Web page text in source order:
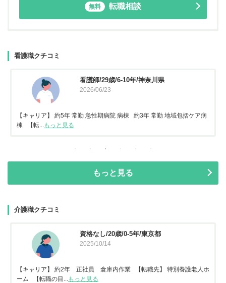
無料 転職相談
看護職クチコミ
看護師/29歳/6-10年/神奈川県
2026/06/23
【キャリア】 約5年 常勤 急性期病院 病棟 約3年 常勤 地域包括ケア病
棟 【転...もっと見る
もっと見る
介護職クチコミ
資格なし/20歳/0-5年/東京都
2025/10/14
【キャリア】 約2年 正社員 倉庫内作業 【転職先】 特別養護老人ホ
ーム 【転職の目...もっと見る